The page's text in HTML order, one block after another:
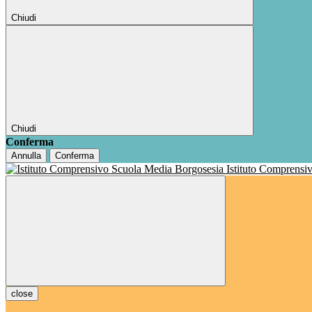
Chiudi
Chiudi
Conferma
Annulla Conferma
Istituto
close